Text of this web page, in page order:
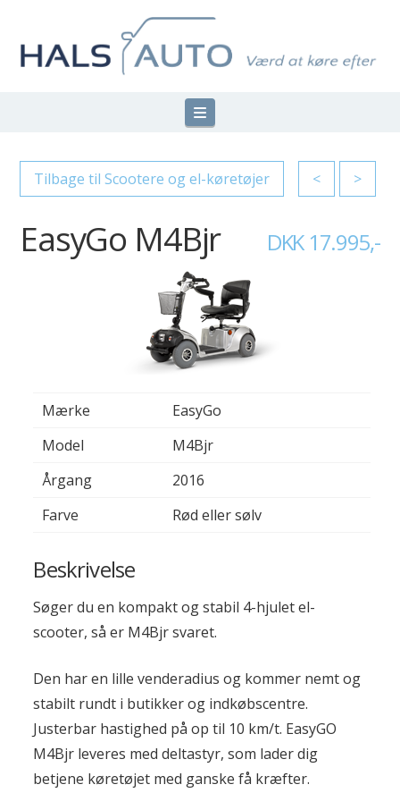
Navigation
Tilbage til Scootere og el-køretøjer >
<
EasyGo M4Bjr DKK 17.995,-
Mærke
EasyGo
Model
M4Bjr
Årgang
2016
Farve
Rød eller sølv
Beskrivelse
Søger du en kompakt og stabil 4-hjulet el-
scooter, så er M4Bjr svaret.
Den har en lille venderadius og kommer nemt og
stabilt rundt i butikker og indkøbscentre.
Justerbar hastighed på op til 10 km/t. EasyGO
M4Bjr leveres med deltastyr, som lader dig
betjene køretøjet med ganske få kræfter.